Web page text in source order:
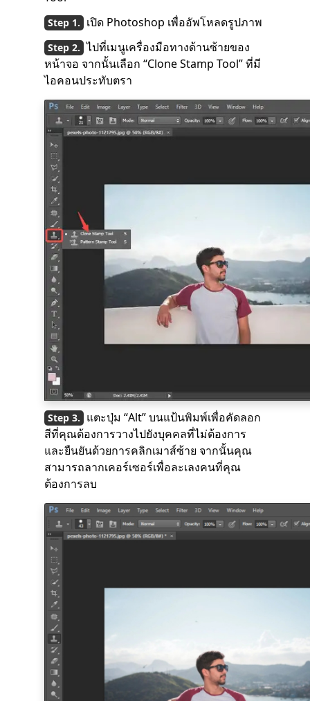
เปิด Photoshop เพื่ออัพโหลดรูปภาพ
ไปที่เมนูเครื่องมือทางด้านซ้ายของ
หน้าจอ จากนั้นเลือก “Clone Stamp Tool” ที่มี
ไอคอนประทับตรา
แตะปุ่ม “Alt” บนแป้นพิมพ์เพื่อคัดลอก
สีที่คุณต้องการวางไปยังบุคคลที่ไม่ต้องการ
และยืนยันด้วยการคลิกเมาส์ซ้าย จากนั้นคุณ
สามารถลากเคอร์เซอร์เพื่อละเลงคนที่คุณ
ต้องการลบ